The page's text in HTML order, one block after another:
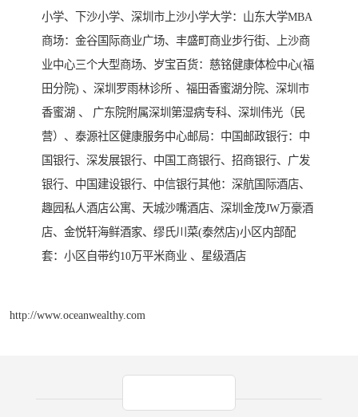
小学、下沙小学、深圳市上沙小学大学：山东大学MBA
商场：金谷国际商业广场、丰盛町商业步行街、上沙商
业中心三个大型商场、岁宝百货：慈铭健康体检中心(福
田分院) 、深圳罗雨林诊所 、福田香蜜湖分院、深圳市
香蜜湖 、 广东院附属深圳第湿病专科、深圳伟光（民
营）、泰源社区健康服务中心邮局：中国邮政银行：中
国银行、深发展银行、中国工商银行、招商银行、广发
银行、中国建设银行、中信银行其他：深航国际酒店、
趣园私人酒店公寓、天城沙嘴酒店、深圳金茂JW万豪酒
店、金悦轩海鲜酒家、缪氏川菜(泰然店)小区内部配
套：小区自带约10万平米商业 、星级酒店
http://www.oceanwealthy.com